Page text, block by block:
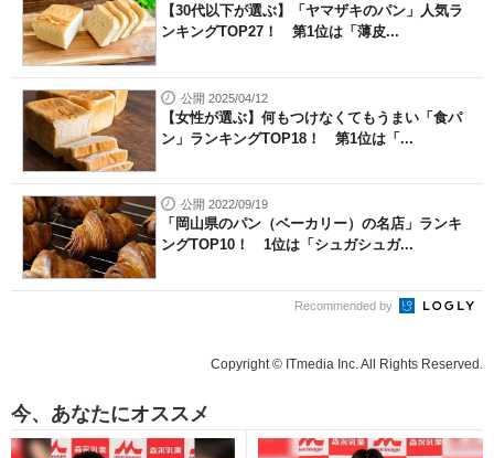
【30代以下が選ぶ】「ヤマザキのパン」人気ラ
ンキングTOP27！ 第1位は「薄皮...
公開 2025/04/12
【女性が選ぶ】何もつけなくてもうまい「食パ
ン」ランキングTOP18！ 第1位は「...
公開 2022/09/19
「岡山県のパン（ベーカリー）の名店」ランキ
ングTOP10！ 1位は「シュガシュガ...
Recommended by
Copyright © ITmedia Inc. All Rights Reserved.
今、あなたにオススメ